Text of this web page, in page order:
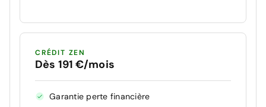
CRÉDIT ZEN
Dès 191 €/mois
Garantie perte financière